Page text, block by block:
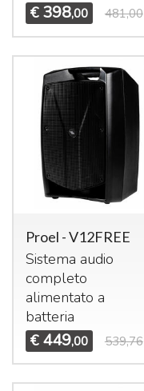
€ 398,00 481,00
Proel - V12FREE
Sistema audio
completo
alimentato a
batteria
€ 449,00 539,76